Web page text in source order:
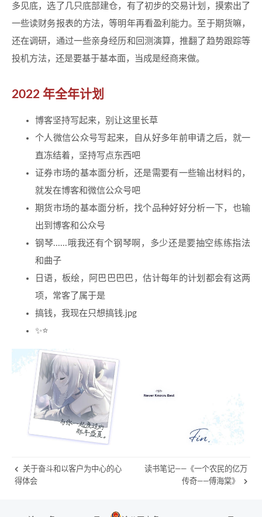
多见底，选了几只底部建仓，有了初步的交易计划，摸索出了
一些读财务报表的方法，等明年再看盈利能力。至于期货嘛，
还在调研，通过一些亲身经历和回测演算，推翻了趋势跟踪等
投机方法，还是要基于基本面，当成是经商来做。
2022 年全年计划
博客坚持写起来，别让这里长草
个人微信公众号写起来，自从好多年前申请之后，就一
直冻结着，坚持写点东西吧
证券市场的基本面分析，还是需要有一些输出材料的，
就发在博客和微信公众号吧
期货市场的基本面分析，找个品种好好分析一下，也输
出到博客和公众号
钢琴......哦我还有个钢琴啊，多少还是要抽空练练指法
和曲子
日语，板绘，阿巴巴巴巴，估计每年的计划都会有这两
项，常客了属于是
搞钱，我现在只想搞钱.jpg
✨⭐️
关于奋斗和以客户为中心的心
得体会
读书笔记——《一个农民的亿万
传奇——傅海棠》